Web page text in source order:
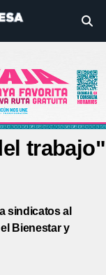
trabajo"
sindicatos al
Bienestar y